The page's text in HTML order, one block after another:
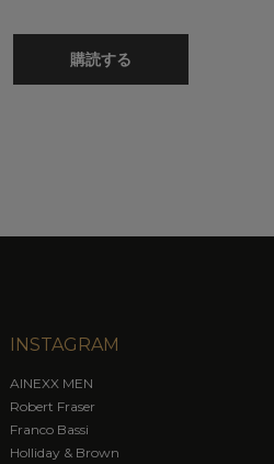
購読する
INSTAGRAM
AINEXX MEN
Robert Fraser
Franco Bassi
Holliday & Brown